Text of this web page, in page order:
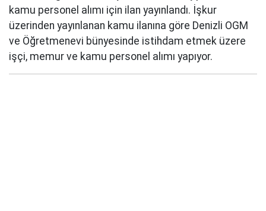
kamu personel alımı için ilan yayınlandı. İşkur
üzerinden yayınlanan kamu ilanına göre Denizli OGM
ve Öğretmenevi bünyesinde istihdam etmek üzere
işçi, memur ve kamu personel alımı yapıyor.